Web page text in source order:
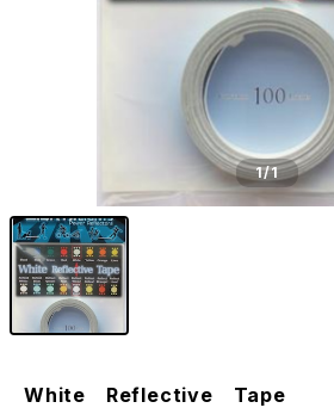
1/1
White Reflective Tape